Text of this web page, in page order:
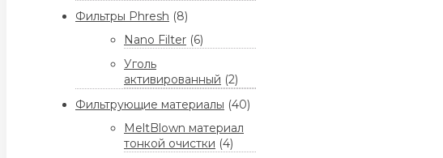
Фильтры Phresh (8)
Nano Filter (6)
Уголь
активированный (2)
Фильтрующие материалы (40)
MeltBlown материал
тонкой очистки (4)